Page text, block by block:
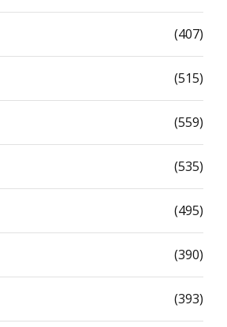
(407)
(515)
(559)
(535)
(495)
(390)
(393)